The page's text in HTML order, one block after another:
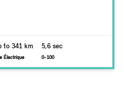
to 341 km
Électrique
5,6 sec
0-100